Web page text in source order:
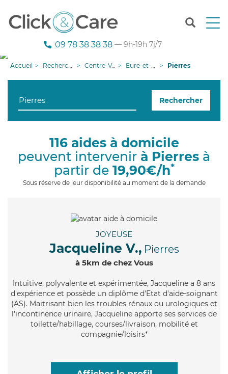
T
n
g
09 78 38 38 38 — 9h-19h 7j/7
Accueil Recherche aide à domicile Centre-Val de Loire Eure-et-Loir Pierres
Rechercher
116 aides à domicile
peuvent intervenir à Pierres à
partir de 19,90€/h*
Sous réserve de leur disponibilité au moment de la demande
JOYEUSE
Jacqueline V., Pierres
à 5km de chez Vous
Intuitive, polyvalente et expérimentée, Jacqueline a 8 ans
d'expérience et possède un diplôme d'Etat d'aide-soignant
(AS). Maitrisant bien les troubles rénaux ou urologiques et
l'incontinence urinaire, Jacqueline apporte ses services de
toilette/habillage, courses/livraison, mobilité et
compagnie/loisirs*